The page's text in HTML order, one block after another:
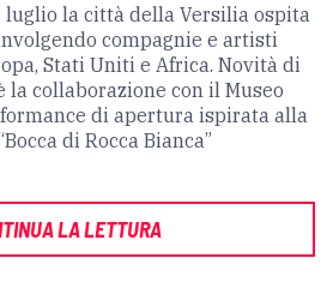
luglio la città della Versilia ospita
compagnie e artisti
Stati Uniti e Africa. Novità di
la collaborazione con il Museo
di apertura ispirata alla
di Rocca Bianca”
LA LETTURA